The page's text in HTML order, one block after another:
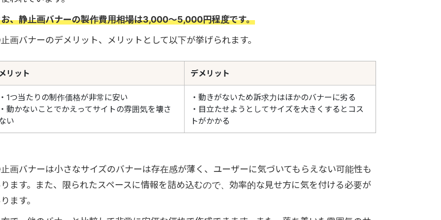
、静止画バナーの製作費用相場は3,000～5,000円程度です。
画バナーのデメリット、メリットとして以下が挙げられます。
リット デメリット
1つ当たりの制作価格が非常に安い
動かないことでかえってサイトの雰囲気を壊さ
い
・動きがないため訴求力はほかのバナーに劣る
・目立たせようとしてサイズを大きくするとコス
トがかかる
画バナーは小さなサイズのバナーは存在感が薄く、ユーザーに気づいてもらえない可能性も
ます。また、限られたスペースに情報を詰め込むので、効率的な見せ方に気を付ける必要が
ます。